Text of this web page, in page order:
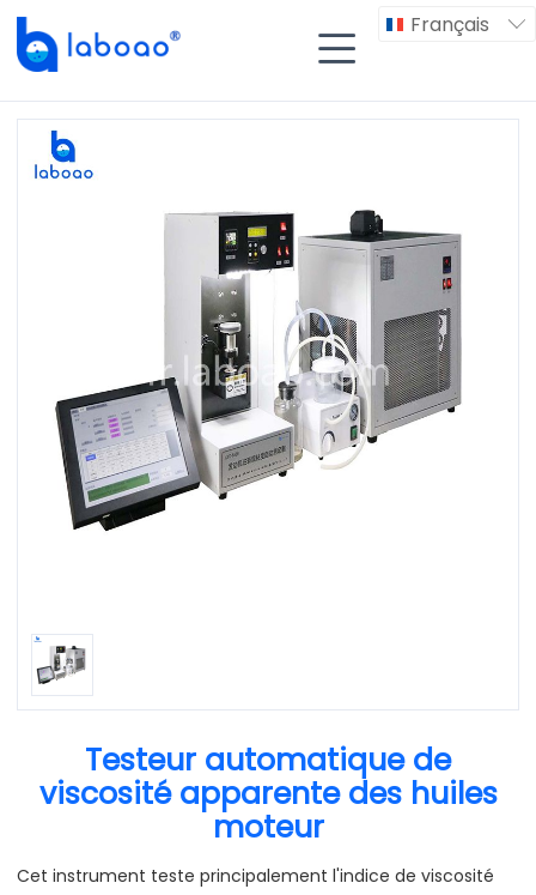
Français 

Testeur automatique de
viscosité apparente des huiles
moteur
Cet instrument teste principalement l'indice de viscosité